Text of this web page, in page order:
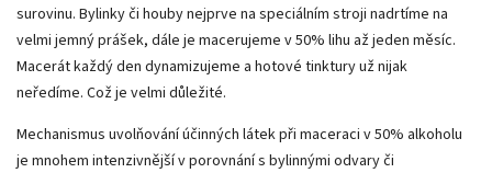
surovinu. Bylinky či houby nejprve na speciálním stroji nadrtíme na
velmi jemný prášek, dále je macerujeme v 50% lihu až jeden měsíc.
Macerát každý den dynamizujeme a hotové tinktury už nijak
neředíme. Což je velmi důležité.
Mechanismus uvolňování účinných látek při maceraci v 50% alkoholu
je mnohem intenzivnější v porovnání s bylinnými odvary či